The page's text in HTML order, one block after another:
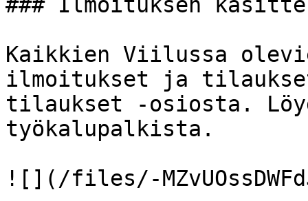
Kaikkien Viilussa
ilmoitukset ja
tilaukset -osiosta.
työkalupalkista.
![](/files/-